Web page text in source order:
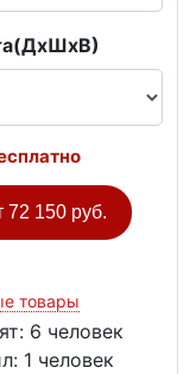
72 150 руб.
товары
6 человек
1 человек